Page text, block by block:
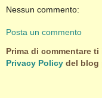
Nessun commento:
Posta un commento
Prima di commentare
Privacy Policy del blog